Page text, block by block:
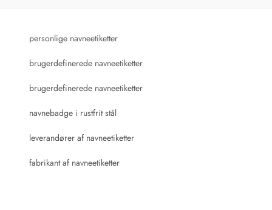
personlige navneetiketter
brugerdefinerede navneetiketter
brugerdefinerede navneetiketter
navnebadge i rustfrit stål
leverandører af navneetiketter
fabrikant af navneetiketter